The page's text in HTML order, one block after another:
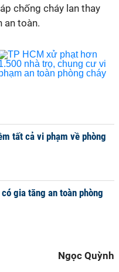
chống cháy lan thay
an toàn.
tất cả vi phạm về phòng
gia tăng an toàn phòng
Ngọc Quỳnh